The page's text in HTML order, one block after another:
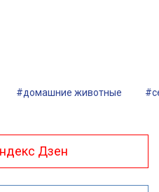
#домашние животные
Дзен